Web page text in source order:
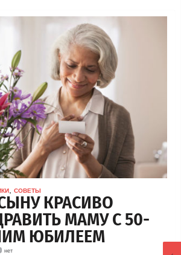
, СОВЕТЫ
КРАСИВО
МАМУ С 50-
ЮБИЛЕЕМ
нет